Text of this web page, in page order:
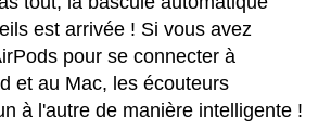
est arrivée ! Si vous avez
pour se connecter à
et au Mac, les écouteurs
à l'autre de manière intelligente !